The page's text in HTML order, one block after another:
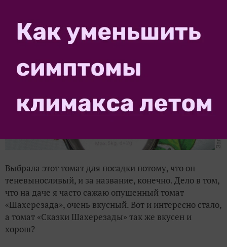
Выбрала этот томат для посадки потому, что он
теневыносливый, и за название, конечно. Дело в том,
что на даче я часто сажаю опушенный томат
«Шахерезада», очень вкусный. Вот и интересно стало,
а томат «Сказки Шахерезады» так же вкусен и
хорош?